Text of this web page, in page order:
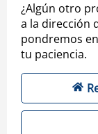
¿Algún otro
a la dirección
pondremos
tu paciencia.